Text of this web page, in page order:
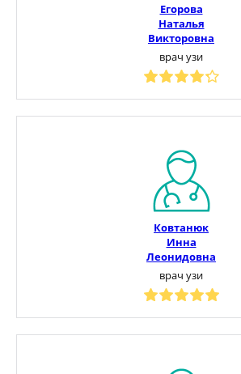
Егорова
Наталья
Викторовна
врач узи
Ковтанюк
Инна
Леонидовна
врач узи